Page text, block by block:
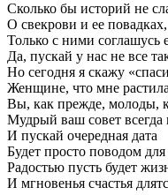
Сколько бы историй не
О свекрови и ее повадках,
Только с ними соглашусь
Да, пускай у нас не все
Но сегодня я скажу
Женщине, что мне
Вы, как прежде, молоды,
Мудрый ваш совет
И пускай очередная дата
Будет просто поводом для
Радостью пусть будет
И мгновенья счастья